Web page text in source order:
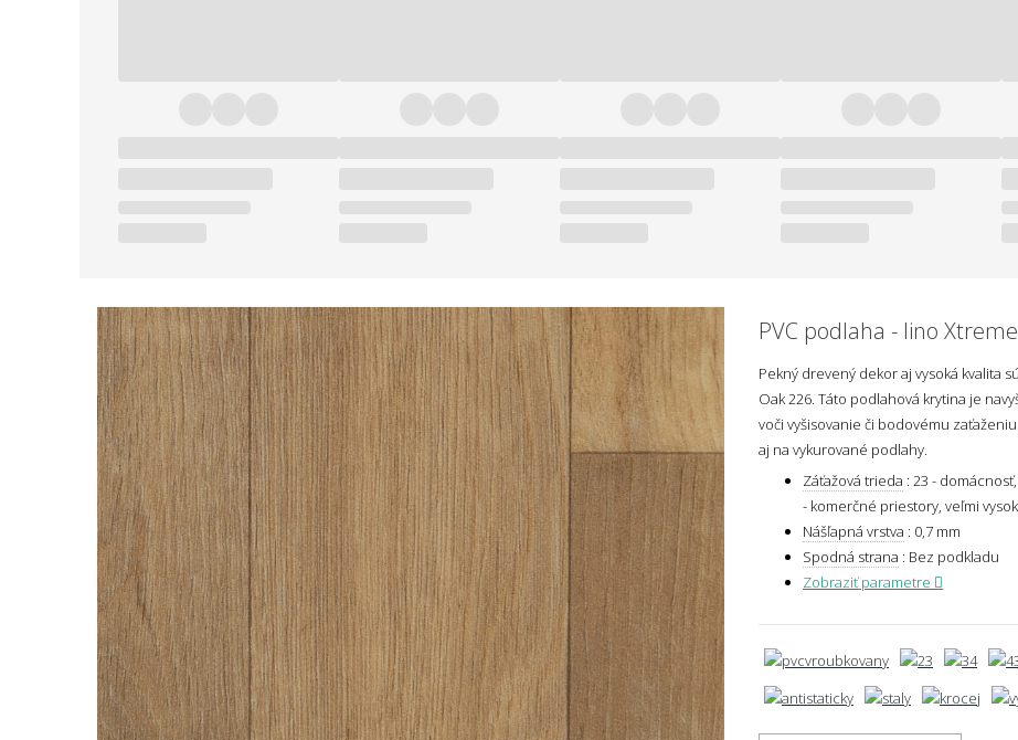
PVC podlaha - lino
Pekný drevený dekor aj vysoká kvalita
Oak 226. Táto podlahová krytina je
voči vyšisovanie či bodovému
aj na vykurované podlahy.
Záťažová trieda : 23 -
- komerčné priestory, veľmi
Nášľapná vrstva : 0,7 mm
Spodná strana : Bez podkladu
Zobraziť parametre